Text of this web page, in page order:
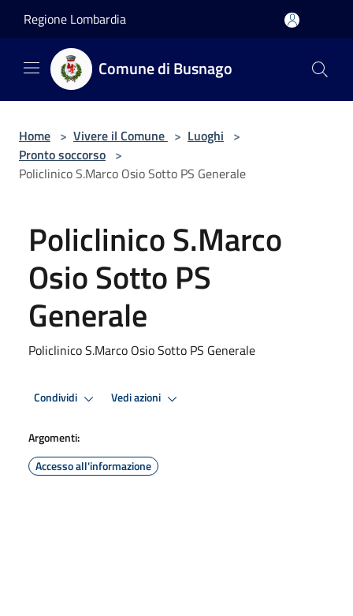
Regione Lombardia
Comune di Busnago
Home > Vivere il Comune > Luoghi >
Pronto soccorso >
Policlinico S.Marco Osio Sotto PS Generale
Policlinico S.Marco
Osio Sotto PS
Generale
Policlinico S.Marco Osio Sotto PS Generale
Condividi Vedi azioni
Argomenti:
Accesso all'informazione